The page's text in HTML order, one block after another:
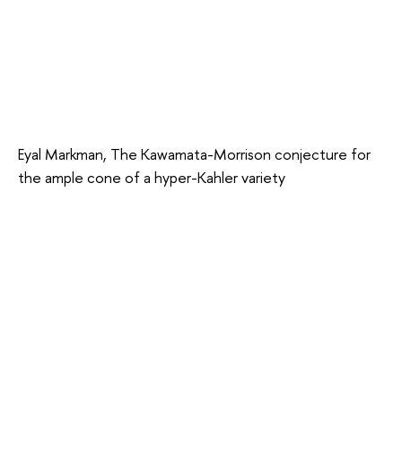
Eyal Markman, The Kawamata-Morrison conjecture for
the ample cone of a hyper-Kahler variety